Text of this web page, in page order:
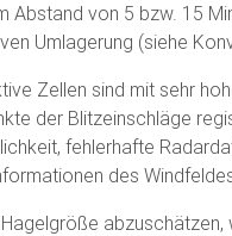
Abstand von 5 bzw. 15
Umlagerung (siehe
Zellen sind mit sehr
der Blitzeinschläge
fehlerhafte
des